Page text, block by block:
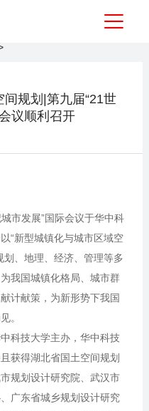
规划|第九届“21世
议顺利召开
市发展”国际会议于华中科
“新型城镇化与城市区域空
划、地理、经济、管理等多
我国城镇化格局、城市群
计献策，为新形势下我国
。
科技大学主办，华中科技
获得湖北省国土空间规划
规划设计研究院、武汉市
广东省城乡规划设计研究